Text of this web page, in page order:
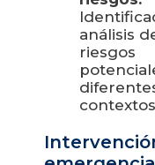
análisis
riesgos